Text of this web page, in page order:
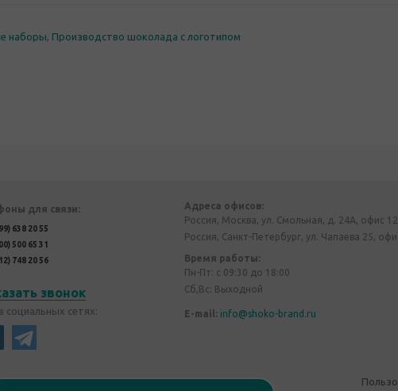
наборы, Производство шоколада с логотипом
для связи:
638 20 55
500 65 31
748 20 56
звонок
социальных сетях:
Адреса офисов:
Россия, Москва, ул. Смольная, д. 24А, офис
Россия, Санкт-Петербург, ул. Чапаева 25,
Время работы:
Пн-Пт: с 09:30 до 18:00
Сб,Вс: Выходной
E-mail: info@shoko-brand.ru
Политика конфиденциальности